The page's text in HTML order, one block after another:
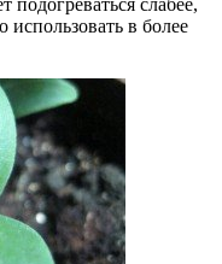
подогреваться слабее,
в более